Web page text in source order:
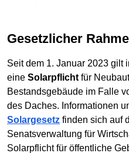
Gesetzlicher
Seit dem 1. Januar 2023 gilt
eine Solarpflicht für
Bestandsgebäude im Falle
des Daches. Informationen
Solargesetz finden sich auf
Senatsverwaltung für
Solarpflicht für öffentliche